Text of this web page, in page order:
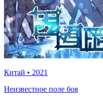
Китай • 2021
Неизвестное поле боя